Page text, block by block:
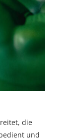
die
und